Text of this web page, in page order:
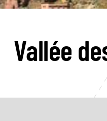
Vallée